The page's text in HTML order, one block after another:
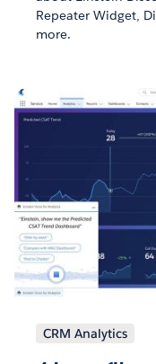
Repeater Widget,
more.
CRM Analytics